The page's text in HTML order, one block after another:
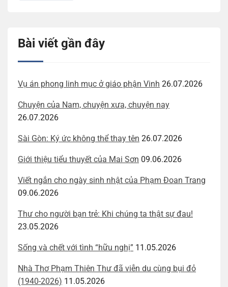
Bài viết gần đây
Vụ án phong linh mục ở giáo phận Vinh 26.07.2026
Chuyện của Nam, chuyện xưa, chuyện nay
26.07.2026
Sài Gòn: Ký ức không thể thay tên 26.07.2026
Giới thiệu tiểu thuyết của Mai Sơn 09.06.2026
Viết ngắn cho ngày sinh nhật của Phạm Đoan Trang
09.06.2026
Thư cho người bạn trẻ: Khi chúng ta thật sự đau!
23.05.2026
Sống và chết với tình “hữu nghị” 11.05.2026
Nhà Thơ Phạm Thiên Thư đã viễn du cùng bụi đỏ
(1940-2026) 11.05.2026